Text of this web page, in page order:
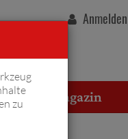
Anmelden
Overton Magazin
zu